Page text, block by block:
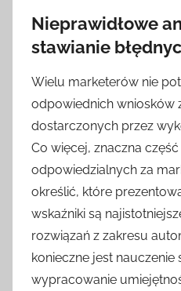
Nieprawidłowe
stawianie
Wielu marketerów nie
odpowiednich wniosków
dostarczonych przez
Co więcej, znaczna
odpowiedzialnych za
określić, które
wskaźniki są
rozwiązań z zakresu
konieczne jest nauczenie
wypracowanie